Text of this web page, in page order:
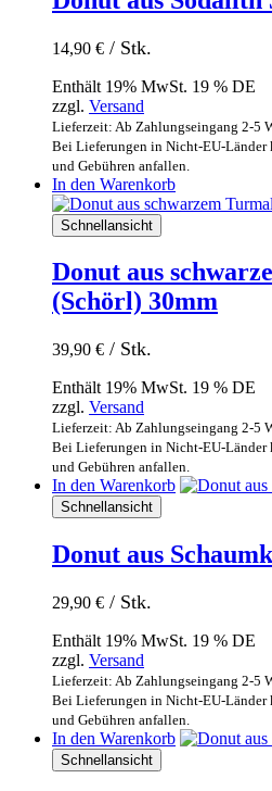
14,90 € / Stk.
Enthält 19% MwSt. 19 % DE
zzgl. Versand
Lieferzeit: Ab Zahlungseingang 2-5
Bei Lieferungen in Nicht-EU-Länder
und Gebühren anfallen.
In den Warenkorb
Schnellansicht
Donut aus
(Schörl) 30mm
39,90 € / Stk.
Enthält 19% MwSt. 19 % DE
zzgl. Versand
Lieferzeit: Ab Zahlungseingang 2-5
Bei Lieferungen in Nicht-EU-Länder
und Gebühren anfallen.
In den Warenkorb
Schnellansicht
Donut aus
29,90 € / Stk.
Enthält 19% MwSt. 19 % DE
zzgl. Versand
Lieferzeit: Ab Zahlungseingang 2-5
Bei Lieferungen in Nicht-EU-Länder
und Gebühren anfallen.
In den Warenkorb
Schnellansicht